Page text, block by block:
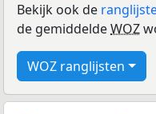
Bekijk ook de
de gemiddeldeWOZ
WOZ ranglijsten